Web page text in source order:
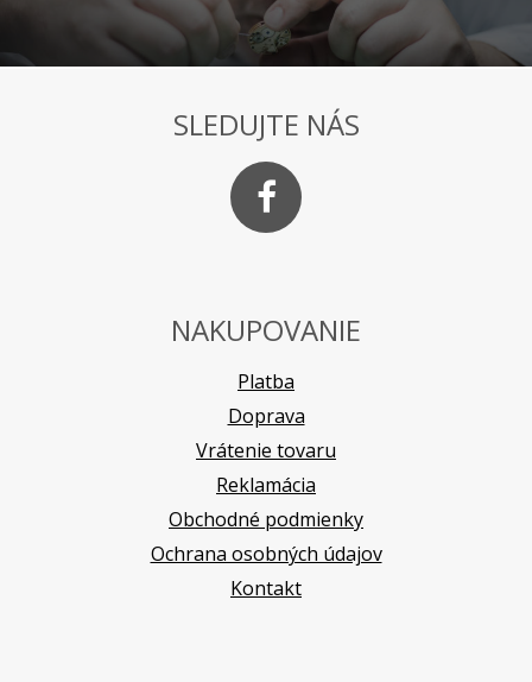
SLEDUJTE NÁS
NAKUPOVANIE
Platba
Doprava
Vrátenie tovaru
Reklamácia
Obchodné podmienky
Ochrana osobných údajov
Kontakt